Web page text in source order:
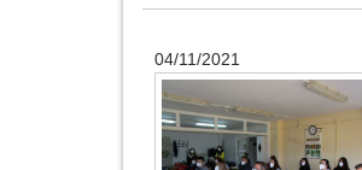
04/11/2021